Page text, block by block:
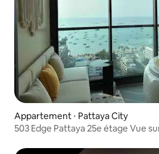
Appartement ⋅ Pattaya City
503 Edge Pattaya 25e étage Vue
centre commercial